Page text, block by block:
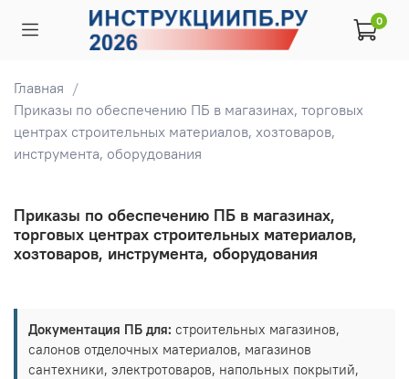
0
Главная
Приказы по обеспечению ПБ в магазинах, торговых
центрах строительных материалов, хозтоваров,
инструмента, оборудования
Приказы по обеспечению ПБ в магазинах,
торговых центрах строительных материалов,
хозтоваров, инструмента, оборудования
Документация ПБ для: строительных магазинов,
салонов отделочных материалов, магазинов
сантехники, электротоваров, напольных покрытий,